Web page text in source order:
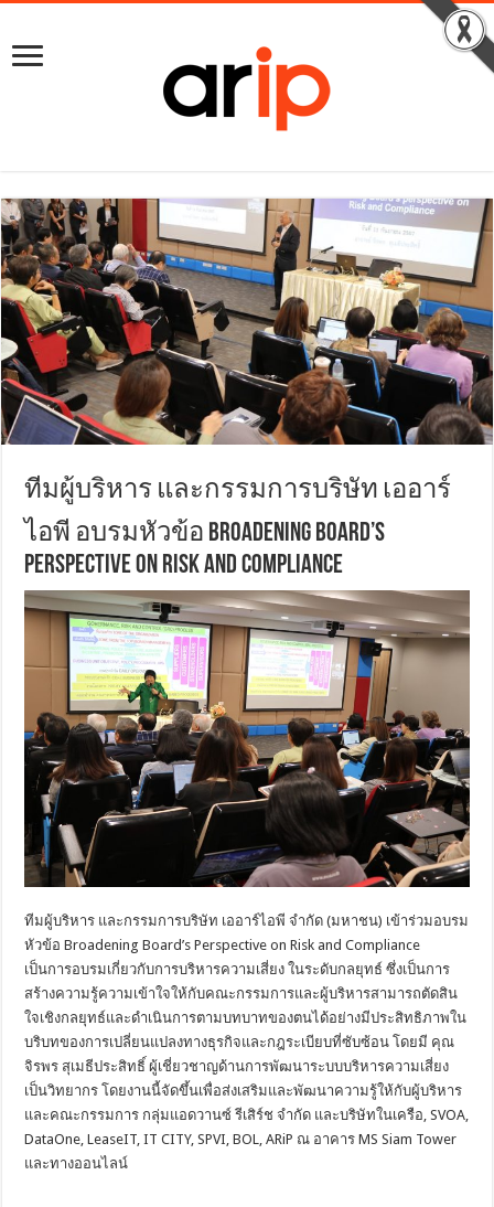
ทีมผู้บริหาร และกรรมการบริษัท เออาร์
ไอพี อบรมหัวข้อ Broadening Board’s
Perspective on Risk and Compliance
ทีมผู้บริหาร และกรรมการบริษัท เออาร์ไอพี จำกัด (มหาชน) เข้าร่วมอบรม
หัวข้อ Broadening Board’s Perspective on Risk and Compliance
เป็นการอบรมเกี่ยวกับการบริหารความเสี่ยง ในระดับกลยุทธ์ ซึ่งเป็นการ
สร้างความรู้ความเข้าใจให้กับคณะกรรมการและผู้บริหารสามารถตัดสิน
ใจเชิงกลยุทธ์และดำเนินการตามบทบาทของตนได้อย่างมีประสิทธิภาพใน
บริบทของการเปลี่ยนแปลงทางธุรกิจและกฎระเบียบที่ซับซ้อน โดยมี คุณ
จิรพร สุเมธีประสิทธิ์ ผู้เชี่ยวชาญด้านการพัฒนาระบบบริหารความเสี่ยง
เป็นวิทยากร โดยงานนี้จัดขึ้นเพื่อส่งเสริมและพัฒนาความรู้ให้กับผู้บริหาร
และคณะกรรมการ กลุ่มแอดวานซ์ รีเสิร์ช จำกัด และบริษัทในเครือ, SVOA,
DataOne, LeaseIT, IT CITY, SPVI, BOL, ARiP ณ อาคาร MS Siam Tower
และทางออนไลน์